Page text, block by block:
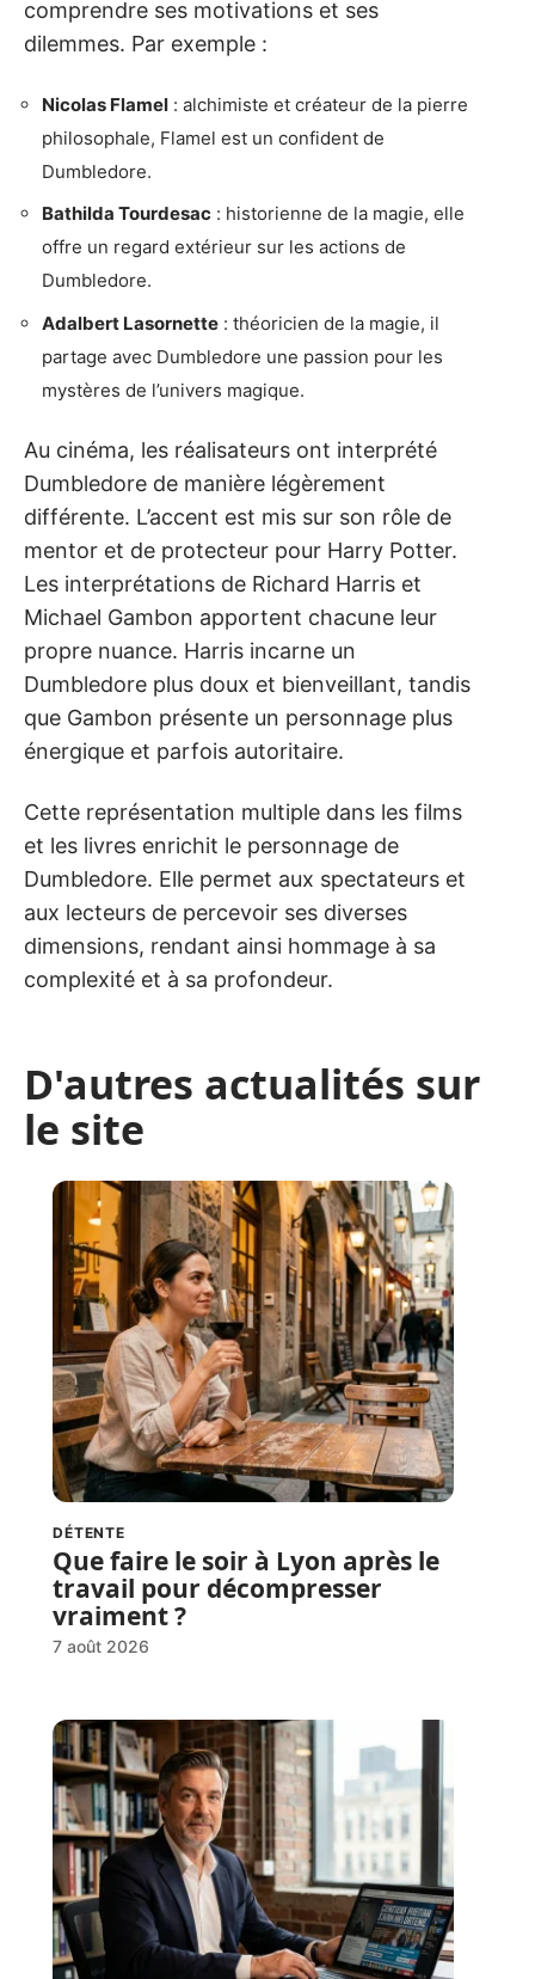
comprendre ses motivations et ses
dilemmes. Par exemple :
Nicolas Flamel : alchimiste et créateur de la pierre
philosophale, Flamel est un confident de
Dumbledore.
Bathilda Tourdesac : historienne de la magie, elle
offre un regard extérieur sur les actions de
Dumbledore.
Adalbert Lasornette : théoricien de la magie, il
partage avec Dumbledore une passion pour les
mystères de l’univers magique.
Au cinéma, les réalisateurs ont interprété
Dumbledore de manière légèrement
différente. L’accent est mis sur son rôle de
mentor et de protecteur pour Harry Potter.
Les interprétations de Richard Harris et
Michael Gambon apportent chacune leur
propre nuance. Harris incarne un
Dumbledore plus doux et bienveillant, tandis
que Gambon présente un personnage plus
énergique et parfois autoritaire.
Cette représentation multiple dans les films
et les livres enrichit le personnage de
Dumbledore. Elle permet aux spectateurs et
aux lecteurs de percevoir ses diverses
dimensions, rendant ainsi hommage à sa
complexité et à sa profondeur.
D'autres actualités sur
le site
DÉTENTE
Que faire le soir à Lyon après le
travail pour décompresser
vraiment ?
7 août 2026